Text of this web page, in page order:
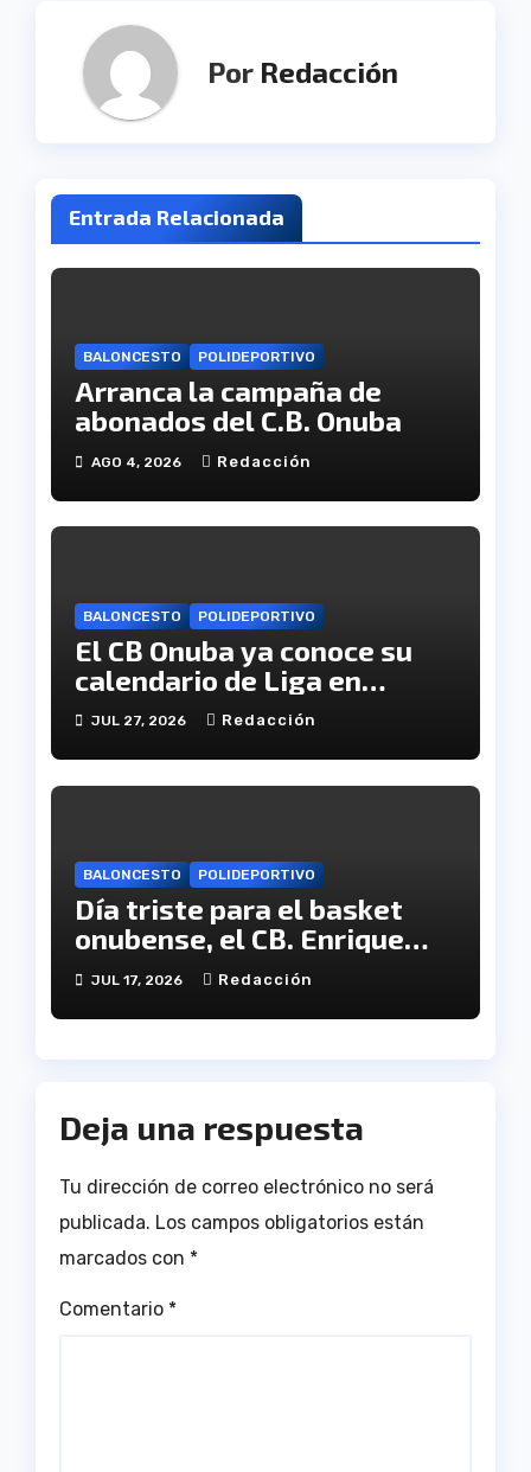
Por Redacción
Entrada Relacionada
BALONCESTO POLIDEPORTIVO
Arranca la campaña de
abonados del C.B. Onuba
AGO 4, 2026 Redacción
BALONCESTO POLIDEPORTIVO
El CB Onuba ya conoce su
calendario de Liga en
Tercera FEB
JUL 27, 2026 Redacción
BALONCESTO POLIDEPORTIVO
Día triste para el basket
onubense, el CB. Enrique
Benítez cesa en su
actividad como club
JUL 17, 2026 Redacción
Deja una respuesta
Tu dirección de correo electrónico no será
publicada. Los campos obligatorios están
marcados con *
Comentario *